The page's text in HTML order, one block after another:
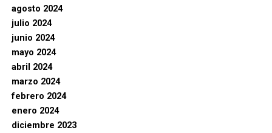
agosto 2024
julio 2024
junio 2024
mayo 2024
abril 2024
marzo 2024
febrero 2024
enero 2024
diciembre 2023